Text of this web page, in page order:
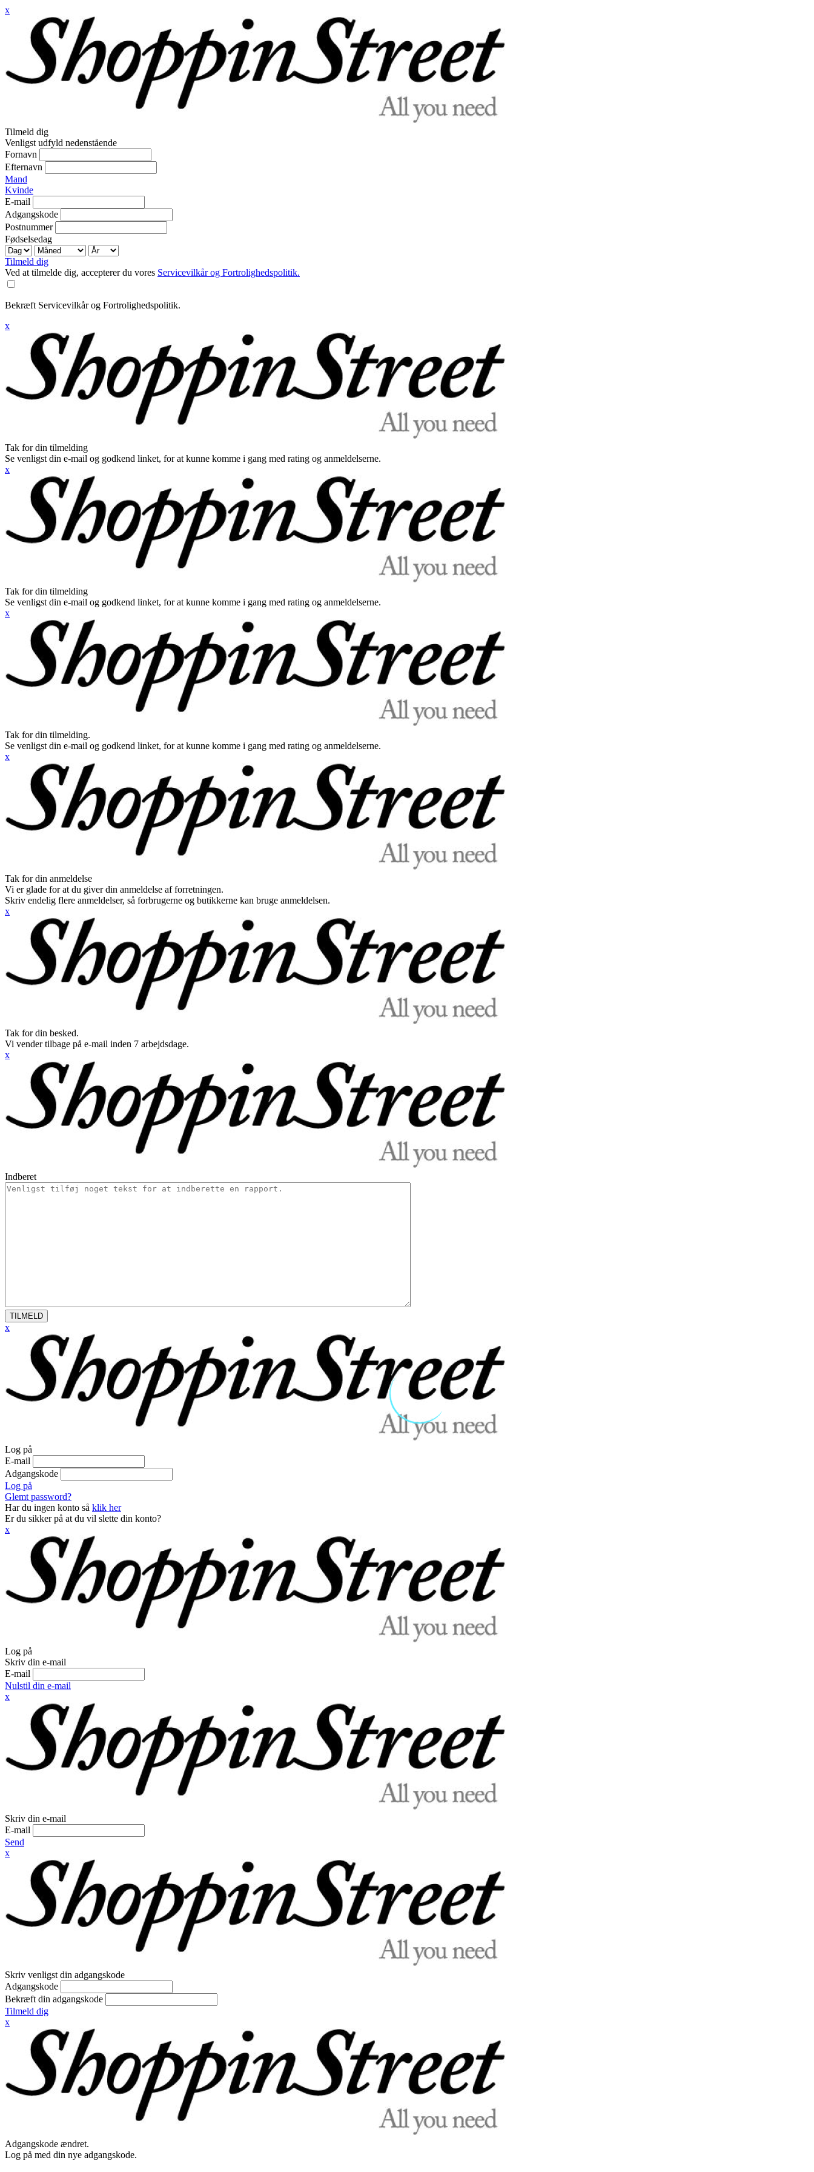
x
Tilmeld dig
Venligst udfyld nedenstående
Fornavn
Efternavn
Mand
Kvinde
E-mail
Adgangskode
Postnummer
Fødselsedag
Tilmeld dig
Ved at tilmelde dig, accepterer du vores Servicevilkår og Fortrolighedspolitik.
Bekræft Servicevilkår og Fortrolighedspolitik.
x
Tak for din tilmelding
Se venligst din e-mail og godkend linket, for at kunne komme i gang med rating og anmeldelserne.
x
Tak for din tilmelding
Se venligst din e-mail og godkend linket, for at kunne komme i gang med rating og anmeldelserne.
x
Tak for din tilmelding.
Se venligst din e-mail og godkend linket, for at kunne komme i gang med rating og anmeldelserne.
x
Tak for din anmeldelse
Vi er glade for at du giver din anmeldelse af forretningen.
Skriv endelig flere anmeldelser, så forbrugerne og butikkerne kan bruge anmeldelsen.
x
Tak for din besked.
Vi vender tilbage på e-mail inden 7 arbejdsdage.
x
Indberet
TILMELD
x
Log på
E-mail
Adgangskode
Log på
Glemt password?
Har du ingen konto så klik her
Er du sikker på at du vil slette din konto?
x
Log på
Skriv din e-mail
E-mail
Nulstil din e-mail
x
Skriv din e-mail
E-mail
Send
x
Skriv venligst din adgangskode
Adgangskode
Bekræft din adgangskode
Tilmeld dig
x
Adgangskode ændret.
Log på med din nye adgangskode.